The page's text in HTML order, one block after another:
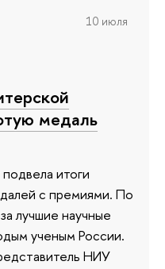
10 июля
медаль
итоги
с премиями. По
лучшие научные
ученым России.
НИУ